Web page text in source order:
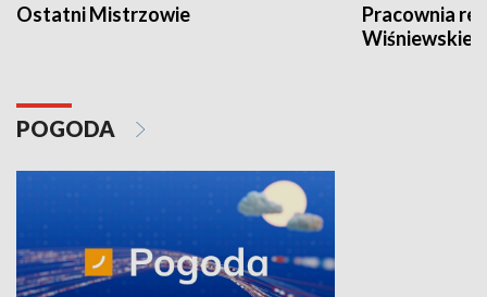
Ostatni Mistrzowie
Pracownia
POGODA